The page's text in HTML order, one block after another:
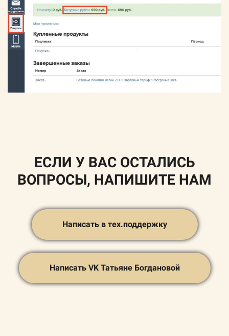
ЕСЛИ У ВАС ОСТАЛИСЬ
ВОПРОСЫ, НАПИШИТЕ НАМ
Написать в тех.поддержку
Написать VK Татьяне Богдановой